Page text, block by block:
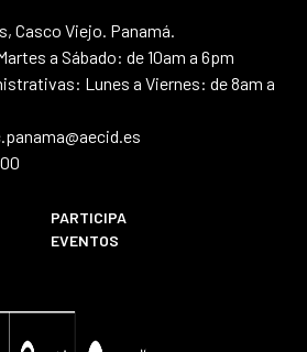
Casco Viejo. Panamá.
a Sábado: de 10am a 6pm
Lunes a Viernes: de 8am a
PARTICIPA
EVENTOS